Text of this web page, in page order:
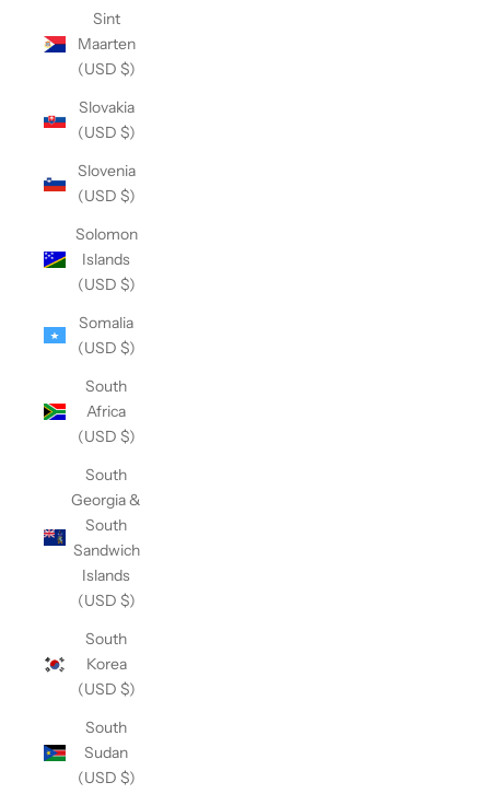
Sint
Maarten
(USD $)
Slovakia
(USD $)
Slovenia
(USD $)
Solomon
Islands
(USD $)
Somalia
(USD $)
South
Africa
(USD $)
South
Georgia &
South
Sandwich
Islands
(USD $)
South
Korea
(USD $)
South
Sudan
(USD $)